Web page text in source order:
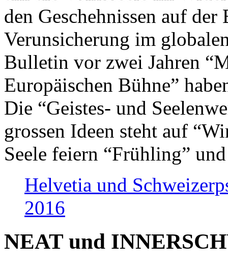
den Geschehnissen auf
Verunsicherung im
Bulletin vor zwei Jahren
Europäischen Bühne”
Die “Geistes- und
grossen Ideen steht auf
Seele feiern “Frühling”
Helvetia und
2016
NEAT und